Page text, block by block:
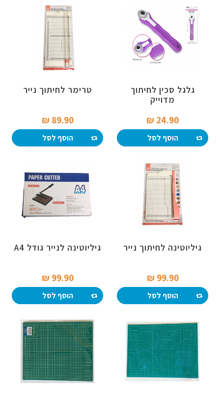
גלגל סכין לחיתוך
מדוייק
24.90 ₪‎
הוסף לסל
טרימר לחיתוך נייר
89.90 ₪‎
הוסף לסל
גיליוטינה לחיתוך נייר
99.90 ₪‎
הוסף לסל
גיליוטינה לנייר גודל A4
99.90 ₪‎
הוסף לסל